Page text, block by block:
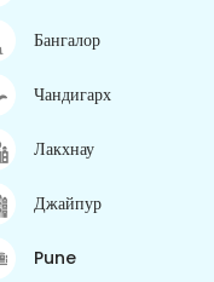
Бангалор
Чандигарх
Лакхнау
Джайпур
Pune